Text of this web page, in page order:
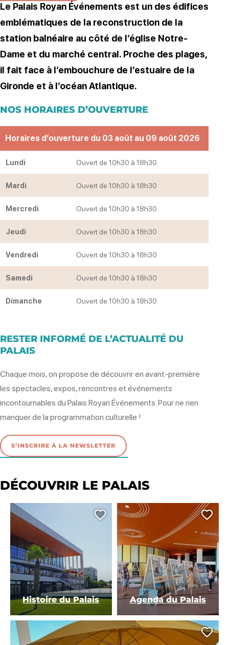
Le Palais Royan Événements est un des édifices
emblématiques de la reconstruction de la
station balnéaire au côté de l’église Notre-
Dame et du marché central. Proche des plages,
il fait face à l’embouchure de l’estuaire de la
Gironde et à l’océan Atlantique.
NOS HORAIRES D’OUVERTURE
Horaires d’ouverture du 03 août au 09 août 2026
Lundi Ouvert de 10h30 à 18h30
Mardi Ouvert de 10h30 à 18h30
Mercredi Ouvert de 10h30 à 18h30
Jeudi Ouvert de 10h30 à 18h30
Vendredi Ouvert de 10h30 à 18h30
Samedi Ouvert de 10h30 à 18h30
Dimanche Ouvert de 10h30 à 18h30
RESTER INFORMÉ DE L’ACTUALITÉ DU
PALAIS
Chaque mois, on propose de découvrir en avant-première
les spectacles, expos, rencontres et événements
incontournables du Palais Royan Événements. Pour ne rien
manquer de la programmation culturelle !
S’INSCRIRE À LA NEWSLETTER
DÉCOUVRIR LE PALAIS
Histoire du Palais
Ajouter cette page au
Agenda du Palais